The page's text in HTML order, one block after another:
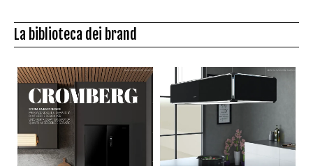
La biblioteca dei brand